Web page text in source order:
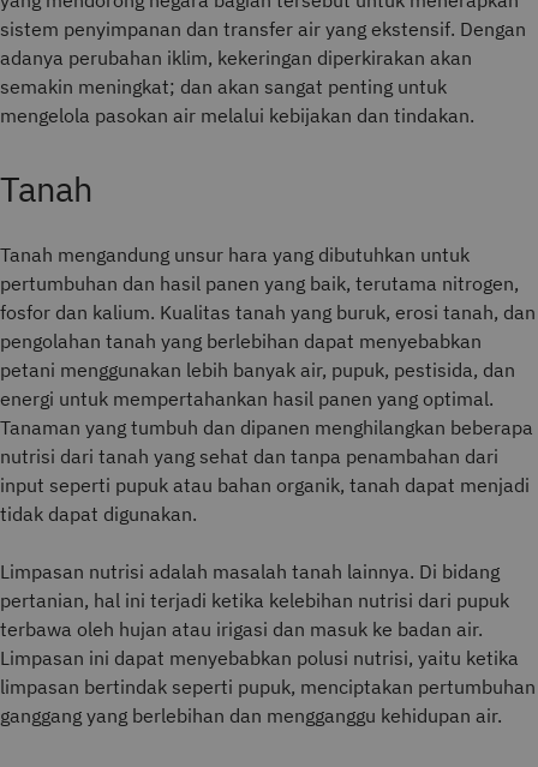
sistem penyimpanan dan transfer air yang ekstensif. Dengan
adanya perubahan iklim, kekeringan diperkirakan akan
semakin meningkat; dan akan sangat penting untuk
mengelola pasokan air melalui kebijakan dan tindakan.
Tanah
Tanah mengandung unsur hara yang dibutuhkan untuk
pertumbuhan dan hasil panen yang baik, terutama nitrogen,
fosfor dan kalium. Kualitas tanah yang buruk, erosi tanah, dan
pengolahan tanah yang berlebihan dapat menyebabkan
petani menggunakan lebih banyak air, pupuk, pestisida, dan
energi untuk mempertahankan hasil panen yang optimal.
Tanaman yang tumbuh dan dipanen menghilangkan beberapa
nutrisi dari tanah yang sehat dan tanpa penambahan dari
input seperti pupuk atau bahan organik, tanah dapat menjadi
tidak dapat digunakan.
Limpasan nutrisi adalah masalah tanah lainnya. Di bidang
pertanian, hal ini terjadi ketika kelebihan nutrisi dari pupuk
terbawa oleh hujan atau irigasi dan masuk ke badan air.
Limpasan ini dapat menyebabkan polusi nutrisi, yaitu ketika
limpasan bertindak seperti pupuk, menciptakan pertumbuhan
ganggang yang berlebihan dan mengganggu kehidupan air.